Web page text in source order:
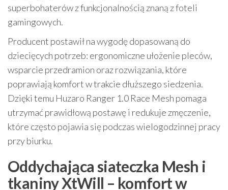
superbohaterów z funkcjonalnością znaną z foteli
gamingowych.
Producent postawił na wygodę dopasowaną do
dziecięcych potrzeb: ergonomiczne ułożenie pleców,
wsparcie przedramion oraz rozwiązania, które
poprawiają komfort w trakcie dłuższego siedzenia.
Dzięki temu Huzaro Ranger 1.0 Race Mesh pomaga
utrzymać prawidłową postawę i redukuje zmęczenie,
które często pojawia się podczas wielogodzinnej pracy
przy biurku.
Oddychająca siateczka Mesh i
tkaniny XtWill – komfort w